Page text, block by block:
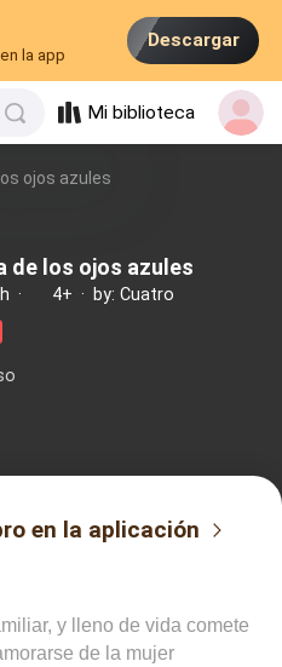
la app
Descargar
Mi biblioteca
ojos azules
de los ojos azules
· 4+ · by: Cuatro
en la aplicación
y lleno de vida comete
de la mujer